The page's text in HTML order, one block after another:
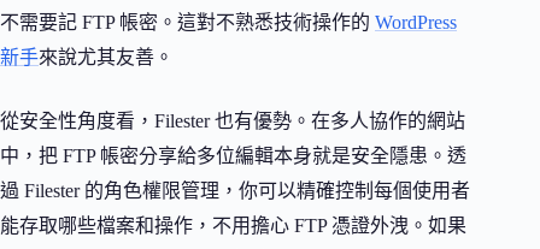
不需要記 FTP 帳密。這對不熟悉技術操作的 WordPress
新手來說尤其友善。
從安全性角度看，Filester 也有優勢。在多人協作的網站
中，把 FTP 帳密分享給多位編輯本身就是安全隱患。透
過 Filester 的角色權限管理，你可以精確控制每個使用者
能存取哪些檔案和操作，不用擔心 FTP 憑證外洩。如果